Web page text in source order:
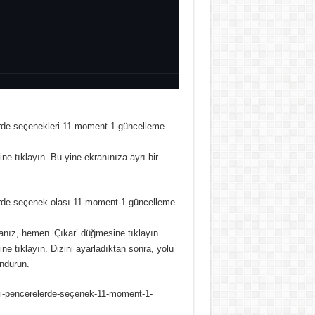
tıklayın. Bu yine ekranınıza ayrı bir
hemen ‘Çıkar’ düğmesine tıklayın.
tıklayın. Dizini ayarladıktan sonra, yolu